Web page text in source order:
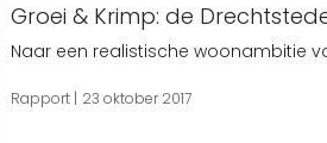
Groei & Krimp: de
Naar een realistische woonambitie
Rapport 23 oktober 2017